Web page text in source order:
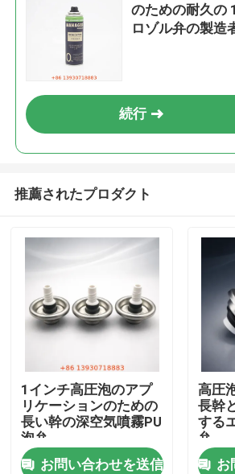
家
のための耐久の
ロゾル弁の製造
続行
推薦されたプロダクト
1インチ高圧泡のアプ
リケーションのための
長い幹の深空気噴霧PU
泡弁
お問い合わせを送信
高圧
長幹
する
弁
お